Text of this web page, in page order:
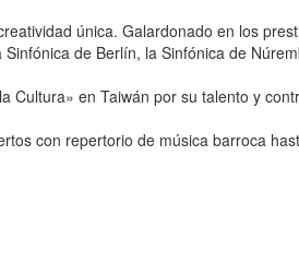
única. Galardonado en los
de Berlín, la Sinfónica de
Cultura» en Taiwán por su talento y
con repertorio de música barroca